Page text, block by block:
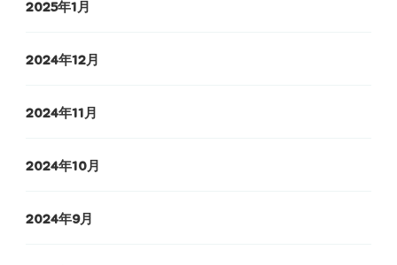
2025年1月
2024年12月
2024年11月
2024年10月
2024年9月